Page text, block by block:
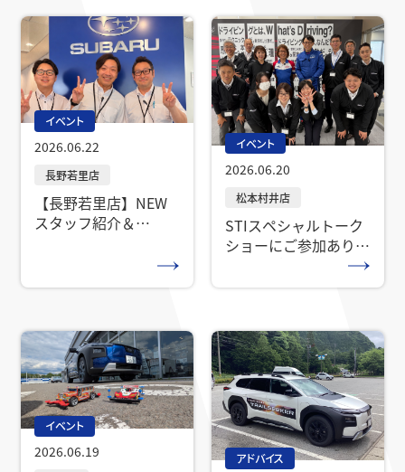
イベント
2026.06.22
【長野若里店】NEW
スタッフ紹介＆
イベント
2026.06.20
STIスペシャルトーク
ショーにご参加ありが
とうございました！
イベント
2026.06.19 アドバイス